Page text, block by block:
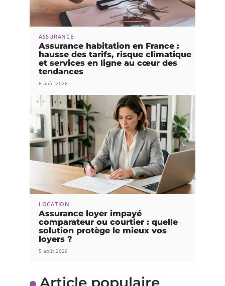
ASSURANCE
Assurance habitation en France :
hausse des tarifs, risque climatique
et services en ligne au cœur des
tendances
6 août 2026
LOCATION
Assurance loyer impayé
comparateur ou courtier : quelle
solution protège le mieux vos
loyers ?
5 août 2026
Article populaire